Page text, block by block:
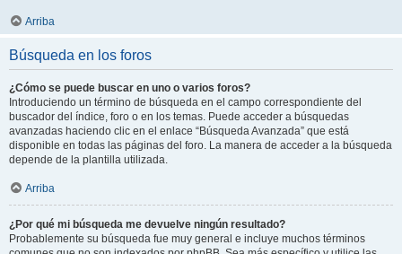
Arriba
Búsqueda en los foros
¿Cómo se puede buscar en uno o varios foros?
Introduciendo un término de búsqueda en el campo correspondiente del
buscador del índice, foro o en los temas. Puede acceder a búsquedas
avanzadas haciendo clic en el enlace “Búsqueda Avanzada” que está
disponible en todas las páginas del foro. La manera de acceder a la búsqueda
depende de la plantilla utilizada.
Arriba
¿Por qué mi búsqueda me devuelve ningún resultado?
Probablemente su búsqueda fue muy general e incluye muchos términos